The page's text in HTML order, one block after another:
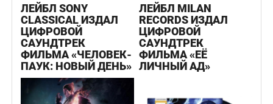
ЛЕЙБЛ SONY
CLASSICAL ИЗДАЛ
ЦИФРОВОЙ
САУНДТРЕК
ФИЛЬМА «ЧЕЛОВЕК-
ПАУК: НОВЫЙ ДЕНЬ»
ЛЕЙБЛ MILAN
RECORDS ИЗДАЛ
ЦИФРОВОЙ
САУНДТРЕК
ФИЛЬМА «ЕЁ
ЛИЧНЫЙ АД»